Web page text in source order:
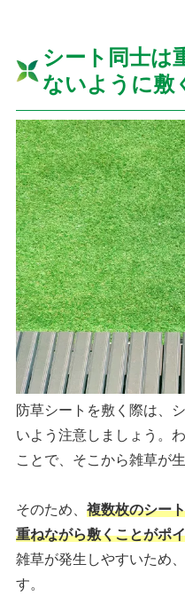
シート同士は
ないように敷
防草シートを敷く際は、
いよう注意しましょう。
ことで、そこから雑草が
そのため、複数枚のシー
重ねながら敷くことがポ
雑草が発生しやすいため
す。